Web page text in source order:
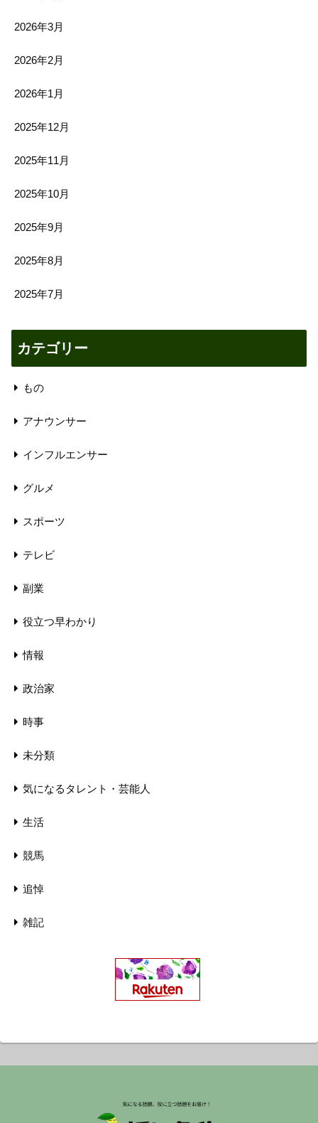
2026年3月
2026年2月
2026年1月
2025年12月
2025年11月
2025年10月
2025年9月
2025年8月
2025年7月
カテゴリー
もの
アナウンサー
インフルエンサー
グルメ
スポーツ
テレビ
副業
役立つ早わかり
情報
政治家
時事
未分類
気になるタレント・芸能人
生活
競馬
追悼
雑記